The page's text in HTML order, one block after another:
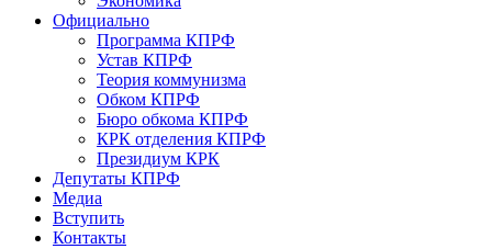
Официально
Программа КПРФ
Устав КПРФ
Теория коммунизма
Обком КПРФ
Бюро обкома КПРФ
КРК отделения КПРФ
Президиум КРК
Депутаты КПРФ
Медиа
Вступить
Контакты